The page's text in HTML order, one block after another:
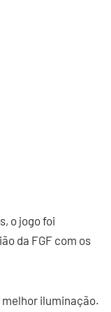
o jogo foi
da FGF com os
melhor iluminação.